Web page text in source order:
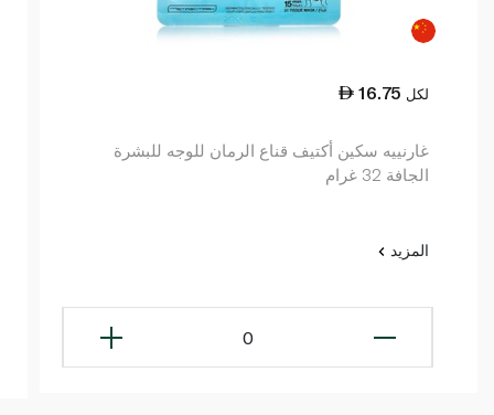
16.75 لكل
غارنييه سكين أكتيف قناع الرمان للوجه للبشرة
الجافة 32 غرام
المزيد
0